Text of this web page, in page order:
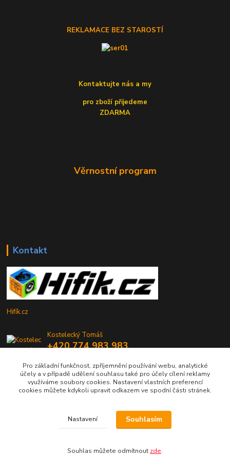
REKLAMACE BEZ STAROSTÍ
Kontaktujte nás a my
pro zboží přijedeme
ZDARMA
Věrnostní program
Kontakt
Hifík.cz
Kostelecký Tomáš
+420 774 983 983
info@hifik.cz
Copyright © Hifík.cz
Pro základní funkčnost, zpříjemnění používání webu, analytické
účely a v případě udělení souhlasu také pro účely cílení reklamy
využíváme soubory cookies. Nastavení vlastních preferencí
cookies můžete kdykoli upravit odkazem ve spodní části stránek.
Nastavení Souhlasím
Souhlas můžete odmítnout zde.